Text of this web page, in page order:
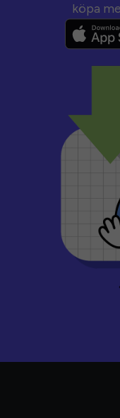
köpa